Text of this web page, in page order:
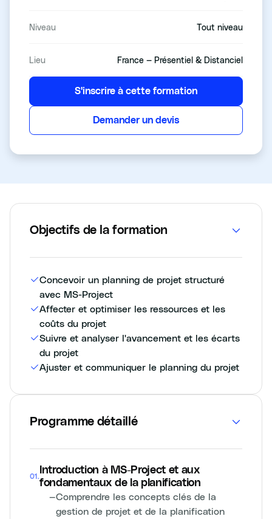
Niveau Tout niveau
Lieu France — Présentiel & Distanciel
S'inscrire à cette formation
Demander un devis
Objectifs de la formation
Concevoir un planning de projet structuré
avec MS-Project
Affecter et optimiser les ressources et les
coûts du projet
Suivre et analyser l'avancement et les écarts
du projet
Ajuster et communiquer le planning du projet
Programme détaillé
01 .
Introduction à MS-Project et aux
fondamentaux de la planification
—Comprendre les concepts clés de la
gestion de projet et de la planification